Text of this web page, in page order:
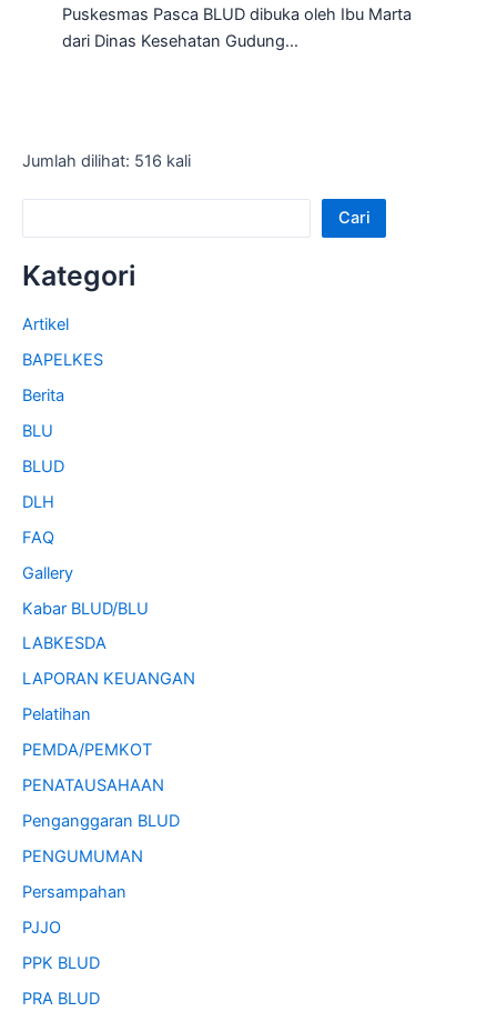
Puskesmas Pasca BLUD dibuka oleh Ibu Marta
dari Dinas Kesehatan Gudung…
Jumlah dilihat: 516 kali
Cari
Kategori
Artikel
BAPELKES
Berita
BLU
BLUD
DLH
FAQ
Gallery
Kabar BLUD/BLU
LABKESDA
LAPORAN KEUANGAN
Pelatihan
PEMDA/PEMKOT
PENATAUSAHAAN
Penganggaran BLUD
PENGUMUMAN
Persampahan
PJJO
PPK BLUD
PRA BLUD